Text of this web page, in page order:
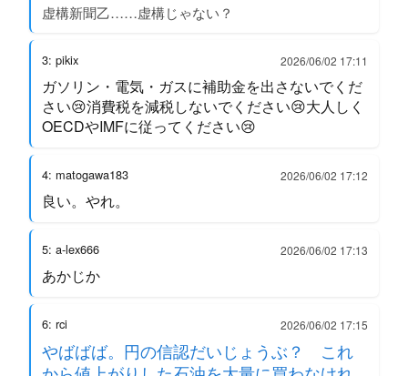
虚構新聞乙……虚構じゃない？
3: pikix 2026/06/02 17:11
ガソリン・電気・ガスに補助金を出さないでくだ
さい😢消費税を減税しないでください😢大人しく
OECDやIMFに従ってください😢
4: matogawa183 2026/06/02 17:12
良い。やれ。
5: a-lex666 2026/06/02 17:13
あかじか
6: rci 2026/06/02 17:15
やばばば。円の信認だいじょうぶ？ これ